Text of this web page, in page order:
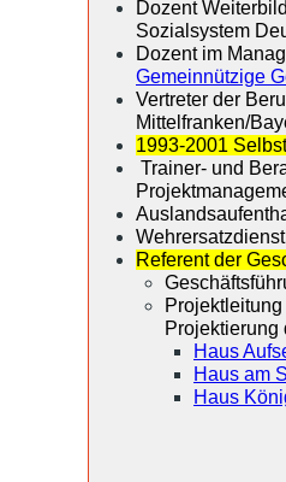
Dozent
Sozialsystem
Dozent im
Gemeinnützige
Vertreter der
Mittelfranken/
1993-2001
Trainer- und
Referent der
Projektierung
Haus
Haus am
Haus